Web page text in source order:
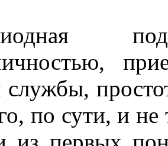
службы,
по сути, и